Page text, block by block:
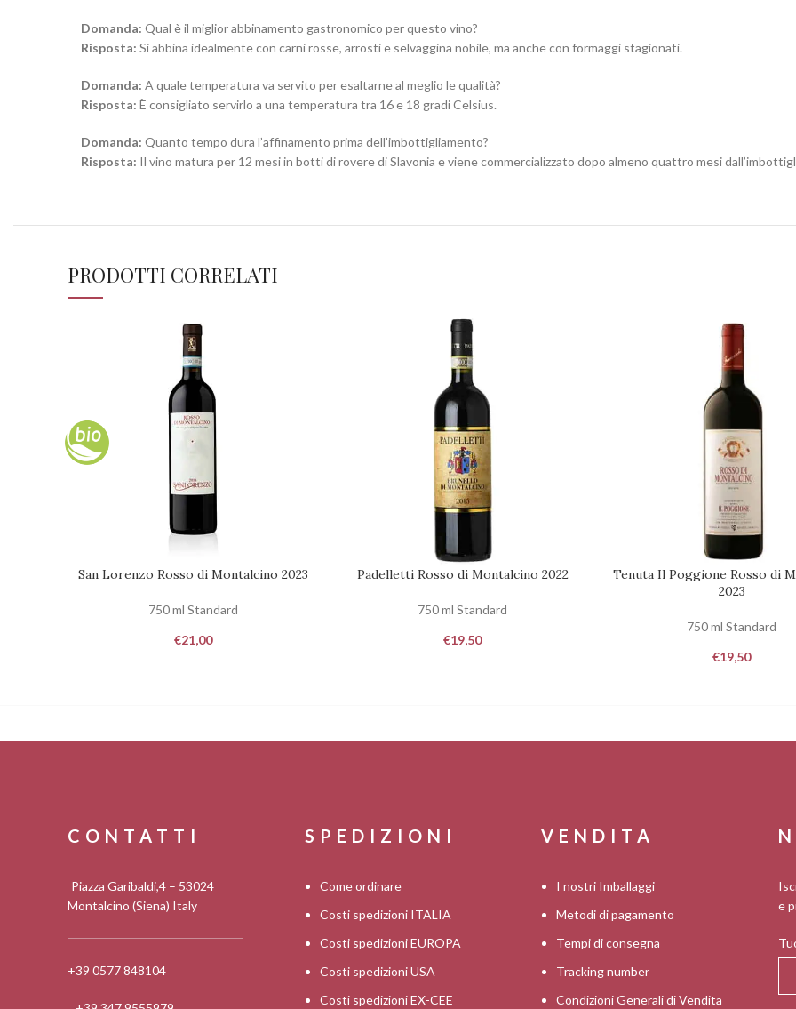
Domanda: Qual è il miglior abbinamento gastronomico per questo vino?
Risposta: Si abbina idealmente con carni rosse, arrosti e selvaggina nobile, ma anche con formaggi stagionati.
Domanda: A quale temperatura va servito per esaltarne al meglio le qualità?
Risposta: È consigliato servirlo a una temperatura tra 16 e 18 gradi Celsius.
Domanda: Quanto tempo dura l’affinamento prima dell’imbottigliamento?
Risposta: Il vino matura per 12 mesi in botti di rovere di Slavonia e viene commercializzato dopo almeno quattro mesi
PRODOTTI CORRELATI
AGGIUNGI AL CARRELLO
San Lorenzo Rosso di Montalcino 2023
750 ml Standard
€21,00
AGGIUNGI AL CARRELLO
Padelletti Rosso di Montalcino 2022
750 ml Standard
€19,50
AGGIUNGI AL CARRELLO
Tenuta Il Poggione Rosso di
2023
750 ml Standard
€19,50
CONTATTI
Piazza Garibaldi,4 – 53024
Montalcino (Siena) Italy
+39 0577 848104
SPEDIZIONI
Come ordinare
Costi spedizioni ITALIA
Costi spedizioni EUROPA
Costi spedizioni USA
Costi spedizioni EX-CEE
VENDITA
I nostri Imballaggi
Metodi di pagamento
Tempi di consegna
Tracking number
Condizioni Generali di Vendita
e